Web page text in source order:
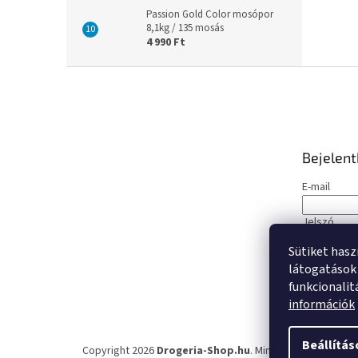
Sütiket
információk
Passion Gold Color mosópor
8,1kg / 135 mosás
4 990 Ft
E-mail
Jelszó
Új
Copyright 2026 Drogeria-Shop.hu. Minden jog